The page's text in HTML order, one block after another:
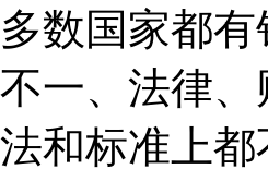
数国家都
一、法律
和标准上